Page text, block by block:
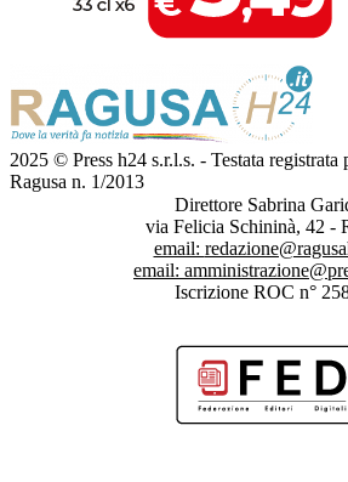
2025 © Press h24 s.r.l.s. - Testata registrata
Ragusa n. 1/2013
Direttore Sabrina
via Felicia Schininà, 42 -
email:
email:
Iscrizione ROC n°